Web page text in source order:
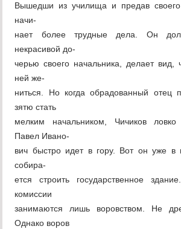
Вышедши из училища и предав своего
начи-
нает более трудные дела. Он
некрасивой до-
черью своего начальника, делает вид,
ней же-
ниться. Но когда обрадованный отец
зятю стать
мелким начальником, Чичиков
Павел Ивано-
вич быстро идет в гору. Вот он уже в
собира-
ется строить государственное
комиссии
занимаются лишь воровством. Не
Однако воров